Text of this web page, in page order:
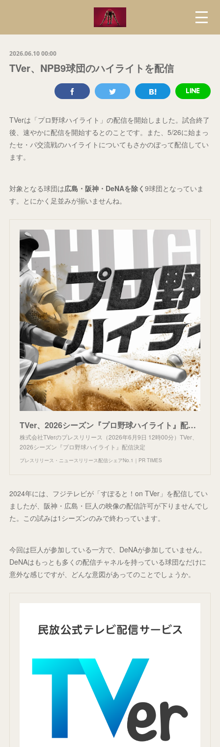
2026.06.10 00:00
TVer、NPB9球団のハイライトを配信
TVerは「プロ野球ハイライト」の配信を開始しました。試合終了
後、速やかに配信を開始するとのことです。また、5/26に始まっ
たセ・パ交流戦のハイライトについてもさかのぼって配信してい
ます。
対象となる球団は広島・阪神・DeNAを除く 9球団となっていま
す。とにかく足並みが揃いませんね。
TVer、2026シーズン『プロ野球ハイライト』配信決定
株式会社TVerのプレスリリース（2026年6月9日 12時00分）TVer、
2026シーズン『プロ野球ハイライト』配信決定
プレスリリース・ニュースリリース配信シェアNo.1｜PR TIMES
2024年には、フジテレビが「すぽると！on TVer」を配信してい
ましたが、阪神・広島・巨人の映像の配信許可が下りませんでし
た。この試みは1シーズンのみで終わっています。
今回は巨人が参加している一方で、DeNAが参加していません。
DeNAはもっとも多くの配信チャネルを持っている球団なだけに
意外な感じですが、どんな意図があってのことでしょうか。